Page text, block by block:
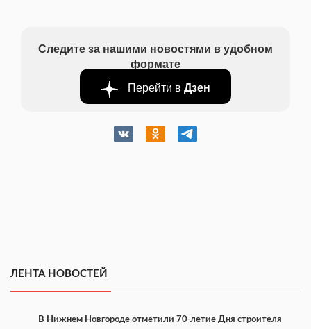
Следите за нашими новостями в удобном
формате
Перейти в Дзен
ЛЕНТА НОВОСТЕЙ
В Нижнем Новгороде отметили 70-летие Дня строителя